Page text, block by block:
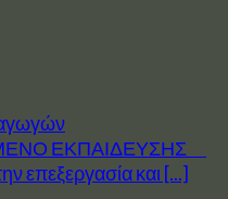
ΕΚΠΑΙΔΕΥΣΗΣ
επεξεργασία και [...]